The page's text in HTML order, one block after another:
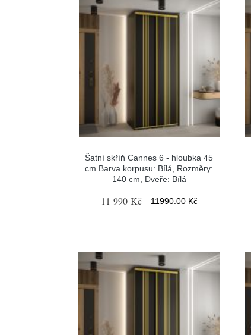
Šatní skříň Cannes 6 - hloubka 45
cm Barva korpusu: Bílá, Rozměry:
140 cm, Dveře: Bílá
11 990 Kč 11990.00 Kč